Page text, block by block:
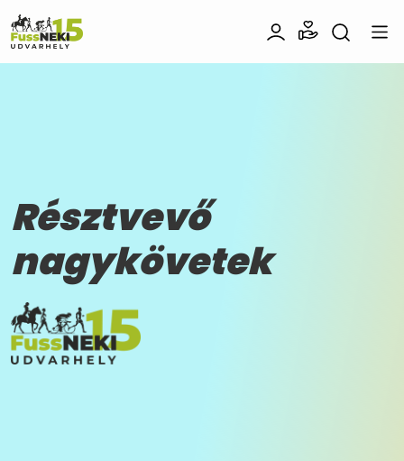
Résztvevő
nagykövetek